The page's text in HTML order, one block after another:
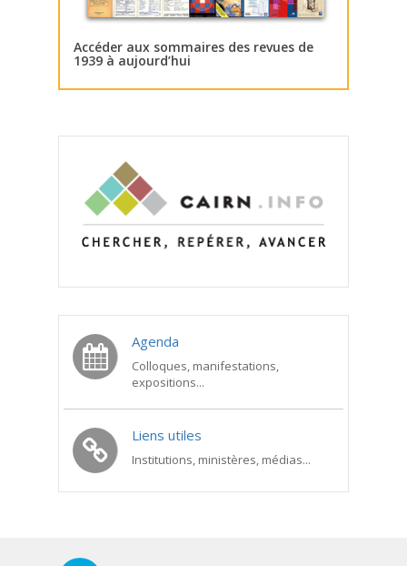
Accéder aux sommaires des revues de
1939 à aujourd’hui
Agenda
Colloques, manifestations,
expositions...
Liens utiles
Institutions, ministères, médias...